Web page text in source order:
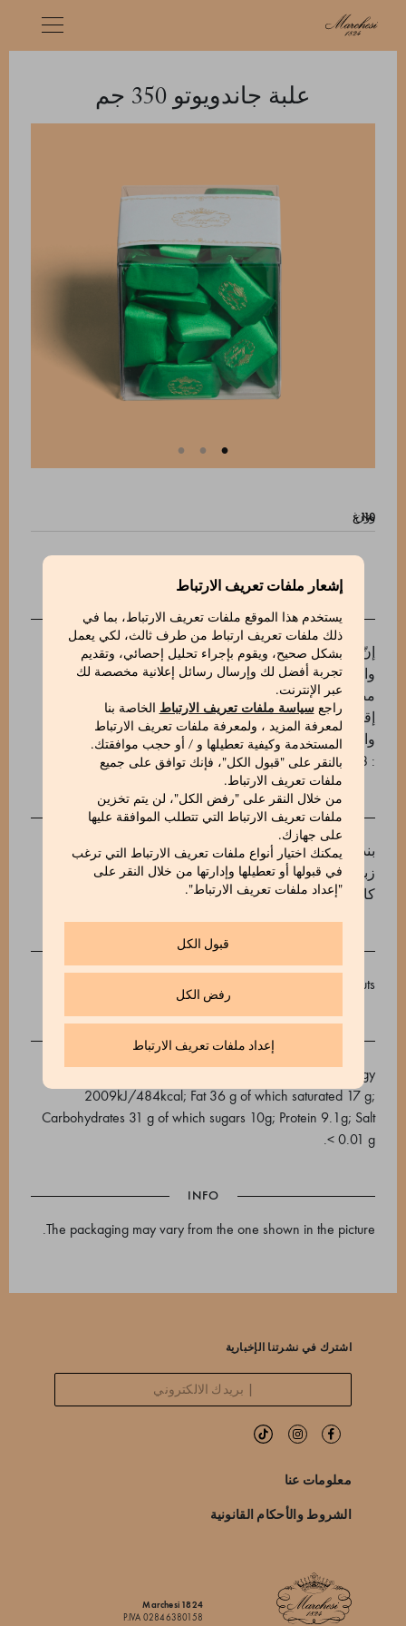
إشعار ملفات تعريف الارتباط
يستخدم هذا الموقع ملفات تعريف الارتباط، بما في
ذلك ملفات تعريف ارتباط من طرف ثالث، لكي يعمل
بشكل صحيح، ويقوم بإجراء تحليل إحصائي، وتقديم
تجربة أفضل لك وإرسال رسائل إعلانية مخصصة لك
عبر الإنترنت.
راجعسياسة ملفات تعريف الارتباط الخاصة بنا
لمعرفة المزيد ، ولمعرفة ملفات تعريف الارتباط
المستخدمة وكيفية تعطيلها و / أو حجب موافقتك.
بالنقر على "قبول الكل"، فإنك توافق على جميع
ملفات تعريف الارتباط.
من خلال النقر على "رفض الكل"، لن يتم تخزين
ملفات تعريف الارتباط التي تتطلب الموافقة عليها
على جهازك.
يمكنك اختيار أنواع ملفات تعريف الارتباط التي ترغب
في قبولها أو تعطيلها وإدارتها من خلال النقر على
"إعداد ملفات تعريف الارتباط".
قبول الكل
رفض الكل
إعداد ملفات تعريف الارتباط
علبة جاندويوتو 350 جم
وزن:
الوصف
إنّ حلوى ماركيسي1824 gianduiotti (جاندويوتو) الشهيرة،
والتي نقدمها ها هنا في النسخة الخالية من السكر،
إقليم بييمونتي، ذات التحميص الخفيف جدًا والمسحوقة
والممزوجة مع الكَاكَاو الإكوادورية عالية الجودة.
: 510621018_V
INGREDIENTS
زبدة كاكاو، مسحوق كاكاو غير محلى 22/24، حبات كاكاو.
كاكاو بحد أدنى 29%.
May contain traces of nuts, milk, sesame, soya and peanuts
Average nutritional values ​​per 100g: Energy
2009kJ/484kcal; Fat 36 g of which saturated 17 g;
Carbohydrates 31 g of which sugars 10g; Protein 9.1g; Salt
< 0.01 g.
INFO
The packaging may vary from the one shown in the picture.
اشترك في نشرتنا الإخبارية
معلومات عنا
الشروط والأحكام القانونية
Marchesi 1824
P.IVA 02846380158